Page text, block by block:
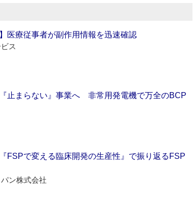
医療従事者が副作用情報を迅速確認
ス
『止まらない』事業へ 非常用発電機で万全のBCP
FSPで変える臨床開発の生産性』で振り返るFSP
ン株式会社